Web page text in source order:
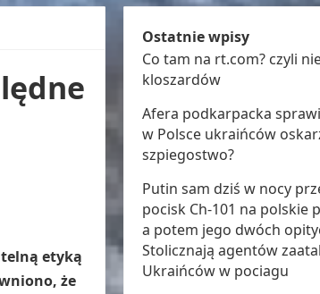
etyką
że
Ostatnie wpisy
Co tam na rt.com? czyli
kloszardów
Afera podkarpacka
w Polsce ukraińców
szpiegostwo?
Putin sam dziś w nocy
pocisk Ch-101 na polskie
a potem jego dwóch
Stolicznają agentów
Ukraińców w pociagu